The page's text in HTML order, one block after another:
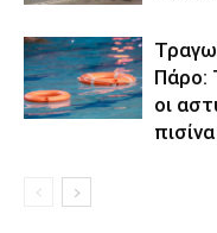
Πάρο:
οι
πισίνα